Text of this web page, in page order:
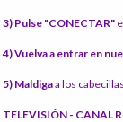
3) Pulse "CONECTAR"
4) Vuelva a entrar en
5) Maldigaa los
TELEVISIÓN - CANAL